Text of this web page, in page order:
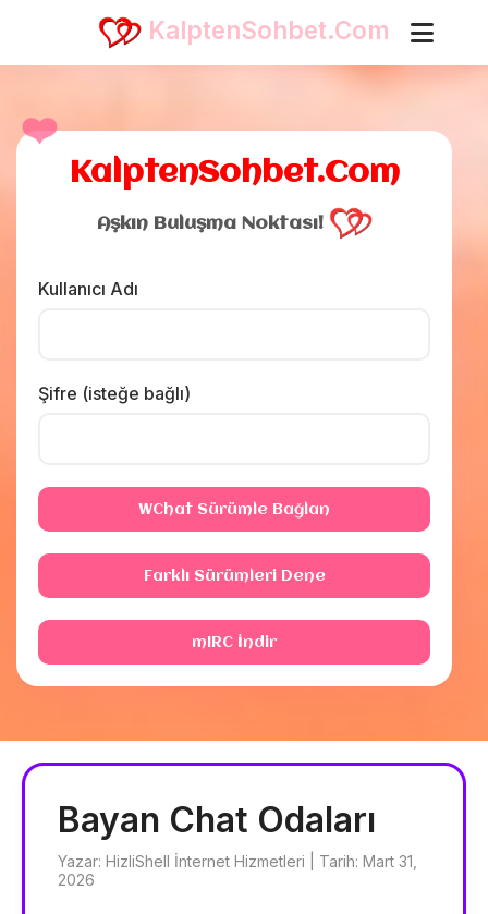
KalptenSohbet.Com
KalptenSohbet.Com
Aşkın Buluşma Noktası!
Kullanıcı Adı
Şifre (isteğe bağlı)
WChat Sürümle Bağlan
Farklı Sürümleri Dene
mIRC İndir
Bayan Chat Odaları
Yazar: HizliShell İnternet Hizmetleri | Tarih: Mart 31,
2026